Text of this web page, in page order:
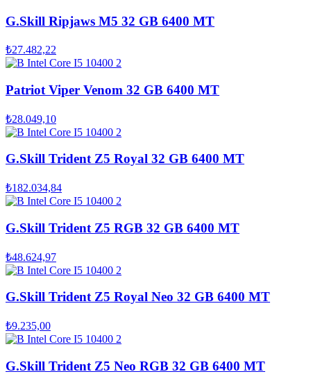
G.Skill Ripjaws M5 32 GB 6400 MT
₺27.482,22
Patriot Viper Venom 32 GB 6400 MT
₺28.049,10
G.Skill Trident Z5 Royal 32 GB 6400 MT
₺182.034,84
G.Skill Trident Z5 RGB 32 GB 6400 MT
₺48.624,97
G.Skill Trident Z5 Royal Neo 32 GB 6400 MT
₺9.235,00
G.Skill Trident Z5 Neo RGB 32 GB 6400 MT